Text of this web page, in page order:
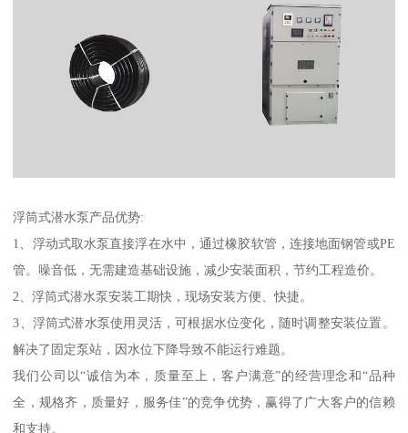
浮筒式潜水泵产品优势:
1、浮动式取水泵直接浮在水中，通过橡胶软管，连接地面钢管或PE
管。噪音低，无需建造基础设施，减少安装面积，节约工程造价。
2、浮筒式潜水泵安装工期快，现场安装方便、快捷。
3、浮筒式潜水泵使用灵活，可根据水位变化，随时调整安装位置。
解决了固定泵站，因水位下降导致不能运行难题。
我们公司以“诚信为本，质量至上，客户满意”的经营理念和“品种
全，规格齐，质量好，服务佳”的竞争优势，赢得了广大客户的信赖
和支持。